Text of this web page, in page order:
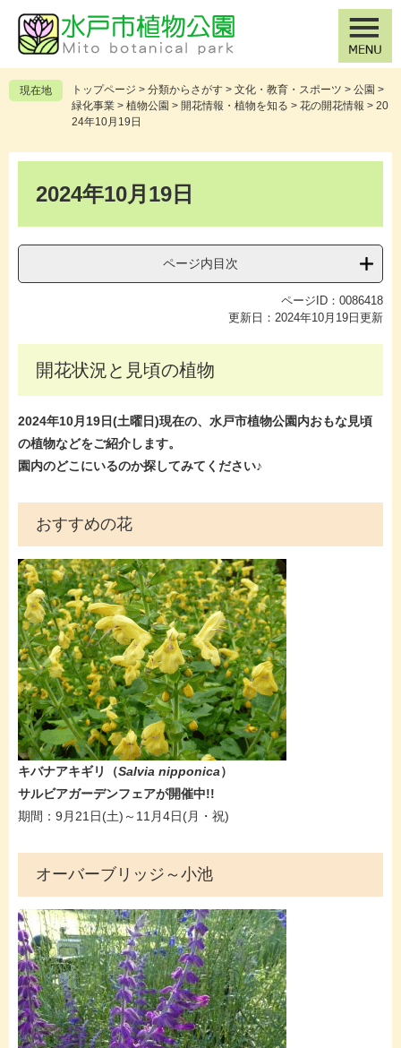
の
先
頭
ー
を
飛
現在地 トップページ > 分類からさがす > 文化・教育・スポーツ > 公園 >
緑化事業 > 植物公園 > 開花情報・植物を知る > 花の開花情報 > 20
24年10月19日
2024年10月19日
ページ内目次
ページID：0086418
更新日：2024年10月19日更新
開花状況と見頃の植物
2024年10月19日(土曜日)現在の、水戸市植物公園内おもな見頃
の植物などをご紹介します。
園内のどこにいるのか探してみてください♪
おすすめの花
キバナアキギリ（Salvia nipponica）​
サルビアガーデンフェアが開催中!!
期間：9月21日(土)～11月4日(月・祝)
オーバーブリッジ～小池